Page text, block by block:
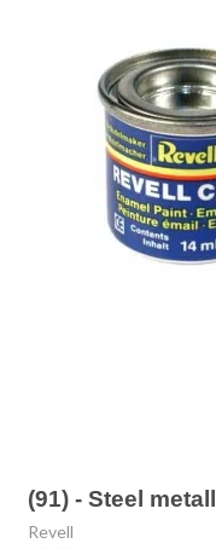
(91) - Steel
Revell